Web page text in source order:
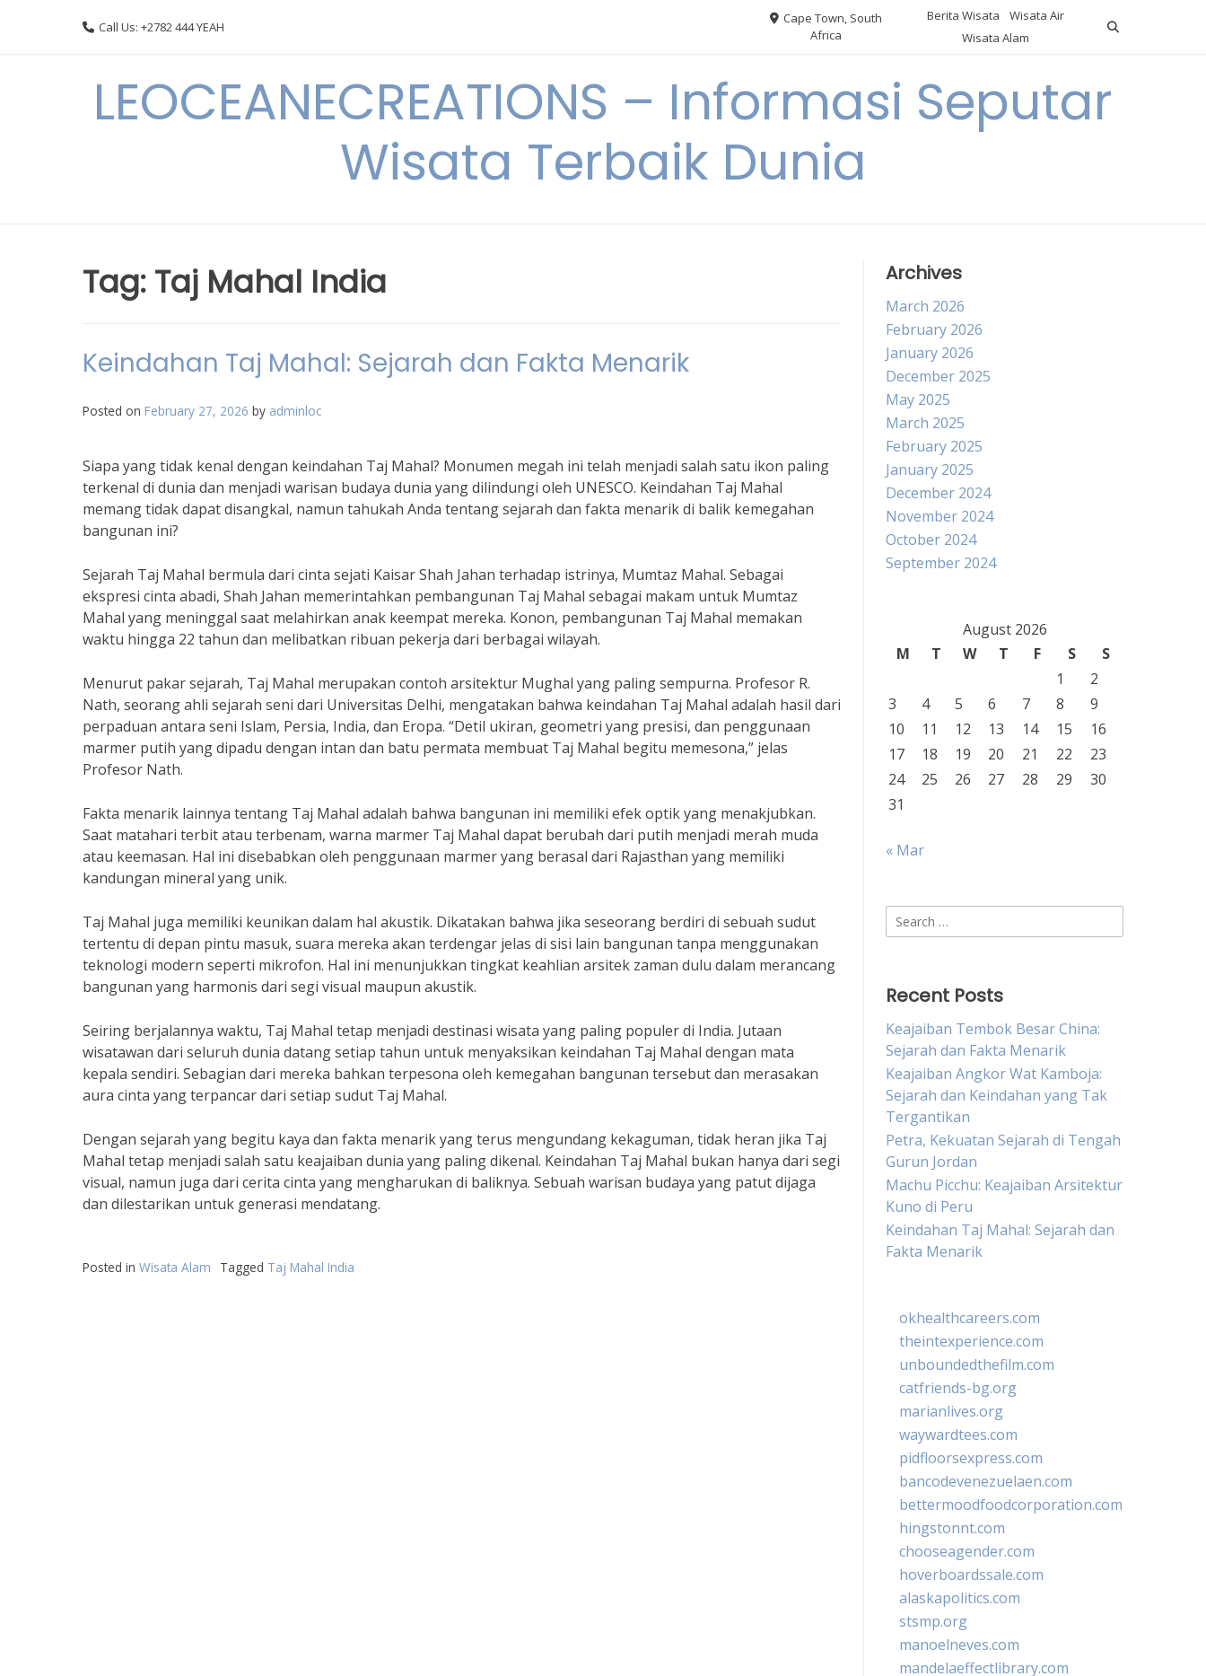
Call Us: +2782 444 YEAH
Cape Town, South
Africa
Berita Wisata
Wisata Air
Wisata Alam
LEOCEANECREATIONS – Informasi Seputar
Wisata Terbaik Dunia
Tag: Taj Mahal India
Keindahan Taj Mahal: Sejarah dan Fakta Menarik
Posted on February 27, 2026 by adminloc
Siapa yang tidak kenal dengan keindahan Taj Mahal? Monumen megah ini telah menjadi salah satu ikon paling
terkenal di dunia dan menjadi warisan budaya dunia yang dilindungi oleh UNESCO. Keindahan Taj Mahal
memang tidak dapat disangkal, namun tahukah Anda tentang sejarah dan fakta menarik di balik kemegahan
bangunan ini?
Sejarah Taj Mahal bermula dari cinta sejati Kaisar Shah Jahan terhadap istrinya, Mumtaz Mahal. Sebagai
ekspresi cinta abadi, Shah Jahan memerintahkan pembangunan Taj Mahal sebagai makam untuk Mumtaz
Mahal yang meninggal saat melahirkan anak keempat mereka. Konon, pembangunan Taj Mahal memakan
waktu hingga 22 tahun dan melibatkan ribuan pekerja dari berbagai wilayah.
Menurut pakar sejarah, Taj Mahal merupakan contoh arsitektur Mughal yang paling sempurna. Profesor R.
Nath, seorang ahli sejarah seni dari Universitas Delhi, mengatakan bahwa keindahan Taj Mahal adalah hasil dari
perpaduan antara seni Islam, Persia, India, dan Eropa. “Detil ukiran, geometri yang presisi, dan penggunaan
marmer putih yang dipadu dengan intan dan batu permata membuat Taj Mahal begitu memesona,” jelas
Profesor Nath.
Fakta menarik lainnya tentang Taj Mahal adalah bahwa bangunan ini memiliki efek optik yang menakjubkan.
Saat matahari terbit atau terbenam, warna marmer Taj Mahal dapat berubah dari putih menjadi merah muda
atau keemasan. Hal ini disebabkan oleh penggunaan marmer yang berasal dari Rajasthan yang memiliki
kandungan mineral yang unik.
Taj Mahal juga memiliki keunikan dalam hal akustik. Dikatakan bahwa jika seseorang berdiri di sebuah sudut
tertentu di depan pintu masuk, suara mereka akan terdengar jelas di sisi lain bangunan tanpa menggunakan
teknologi modern seperti mikrofon. Hal ini menunjukkan tingkat keahlian arsitek zaman dulu dalam merancang
bangunan yang harmonis dari segi visual maupun akustik.
Seiring berjalannya waktu, Taj Mahal tetap menjadi destinasi wisata yang paling populer di India. Jutaan
wisatawan dari seluruh dunia datang setiap tahun untuk menyaksikan keindahan Taj Mahal dengan mata
kepala sendiri. Sebagian dari mereka bahkan terpesona oleh kemegahan bangunan tersebut dan merasakan
aura cinta yang terpancar dari setiap sudut Taj Mahal.
Dengan sejarah yang begitu kaya dan fakta menarik yang terus mengundang kekaguman, tidak heran jika Taj
Mahal tetap menjadi salah satu keajaiban dunia yang paling dikenal. Keindahan Taj Mahal bukan hanya dari segi
visual, namun juga dari cerita cinta yang mengharukan di baliknya. Sebuah warisan budaya yang patut dijaga
dan dilestarikan untuk generasi mendatang.
Posted in Wisata Alam Tagged Taj Mahal India
Archives
March 2026
February 2026
January 2026
December 2025
May 2025
March 2025
February 2025
January 2025
December 2024
November 2024
October 2024
September 2024
August 2026
M
T W T F S
S
1
2
3
4 5 6 7 8
9
10
11 12 13 14 15
16
17
18 19 20 21 22
23
24
25 26 27 28 29
30
31
« Mar
Search
for:
Recent Posts
Keajaiban Tembok Besar China:
Sejarah dan Fakta Menarik
Keajaiban Angkor Wat Kamboja:
Sejarah dan Keindahan yang Tak
Tergantikan
Petra, Kekuatan Sejarah di Tengah
Gurun Jordan
Machu Picchu: Keajaiban Arsitektur
Kuno di Peru
Keindahan Taj Mahal: Sejarah dan
Fakta Menarik
okhealthcareers.com
theintexperience.com
unboundedthefilm.com
catfriends-bg.org
marianlives.org
waywardtees.com
pidfloorsexpress.com
bancodevenezuelaen.com
bettermoodfoodcorporation.com
hingstonnt.com
chooseagender.com
hoverboardssale.com
alaskapolitics.com
stsmp.org
manoelneves.com
mandelaeffectlibrary.com